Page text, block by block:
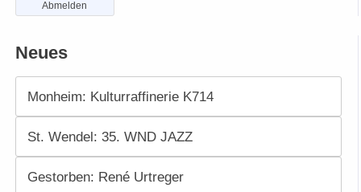
Abmelden
Neues
Monheim: Kulturraffinerie K714
St. Wendel: 35. WND JAZZ
Gestorben: René Urtreger